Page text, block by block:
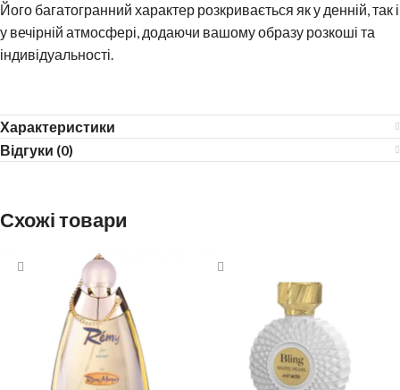
Його багатогранний характер розкривається як у денній, так і
у вечірній атмосфері, додаючи вашому образу розкоші та
індивідуальності.
Характеристики
Відгуки (0)
Схожі товари